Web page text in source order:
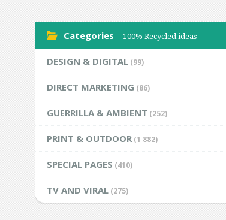
Categories 100% Recycled ideas
DESIGN & DIGITAL (99)
DIRECT MARKETING (86)
GUERRILLA & AMBIENT (252)
PRINT & OUTDOOR (1 882)
SPECIAL PAGES (410)
TV AND VIRAL (275)